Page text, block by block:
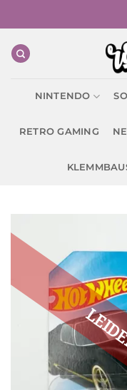
NINTENDO
RETRO GAMING